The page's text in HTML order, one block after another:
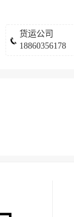
货运公司
18860356178